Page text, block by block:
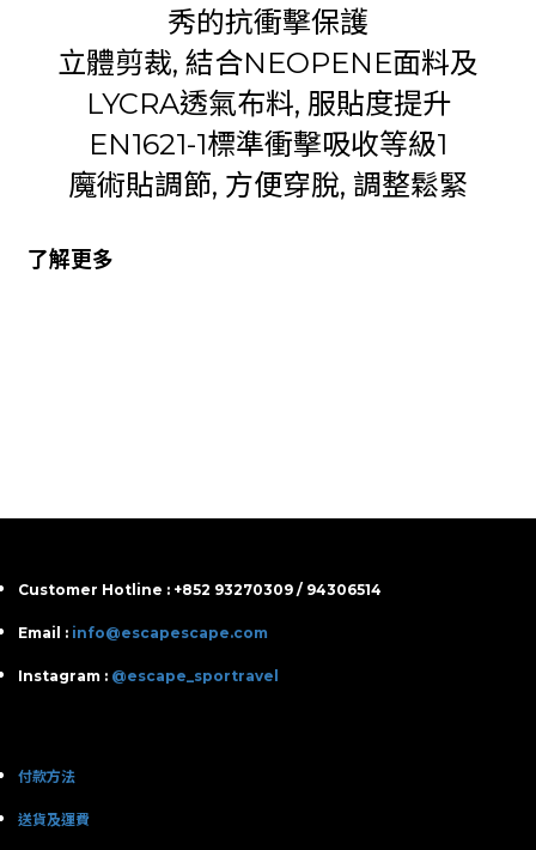
秀的抗衝擊保護
立體剪裁, 結合NEOPENE面料及
LYCRA透氣布料, 服貼度提升
EN1621-1標準衝擊吸收等級1
魔術貼調節, 方便穿脫, 調整鬆緊
了解更多
Customer Hotline : +852 93270309 / 94306514
Email : info@escapescape.com
Instagram : @escape_sportravel
付款方法
送貨及運費